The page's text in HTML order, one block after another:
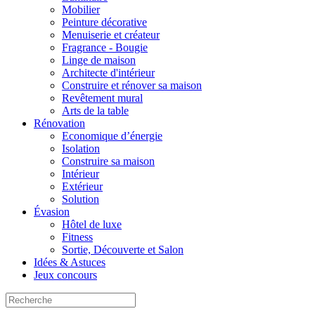
Mobilier
Peinture décorative
Menuiserie et créateur
Fragrance - Bougie
Linge de maison
Architecte d'intérieur
Construire et rénover sa maison
Revêtement mural
Arts de la table
Rénovation
Economique d’énergie
Isolation
Construire sa maison
Intérieur
Extérieur
Solution
Évasion
Hôtel de luxe
Fitness
Sortie, Découverte et Salon
Idées & Astuces
Jeux concours